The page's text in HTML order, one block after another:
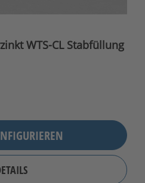
Treppengeländer verzinkt WTS-CL Stabfüllung